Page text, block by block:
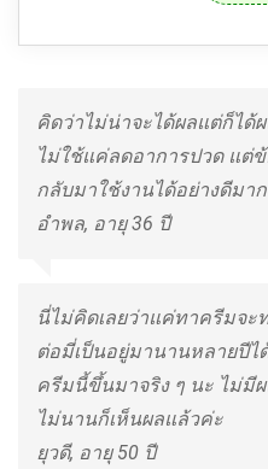
คิดว่าไม่น่าจะได้ผลแต่ก็ได้
ไม่ใช้แค่ลดอาการปวด แต่
กลับมาใช้งานได้อย่างดีม
อำพล, อายุ 36 ปี
นี่ไม่คิดเลยว่าแค่ทาครีมจะ
ต่อมี่เป็นอยู่มานานหลายปี
ครีมนี้ขึ้นมาจริง ๆ นะ ไม่มี
ไม่นานก็เห็นผลแล้วค่ะ
ยุวดี, อายุ 50 ปี